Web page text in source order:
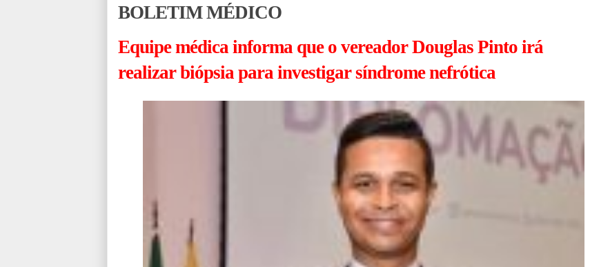
BOLETIM MÉDICO
Equipe médica informa que o vereador Douglas Pinto irá
realizar biópsia para investigar síndrome nefrótica